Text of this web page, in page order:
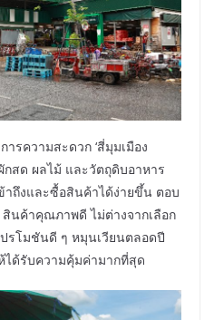
รความสะดวก ‘สี่มุมเมือง
กสด ผลไม้ และวัตถุดิบอาหาร
าถึงและซื้อสินค้าได้ง่ายขึ้น ตอบ
นค้าคุณภาพดี ไม่ต่างจากเลือก
รโมชันดี ๆ หมุนเวียนตลอดปี
ด้รับความคุ้มค่ามากที่สุด